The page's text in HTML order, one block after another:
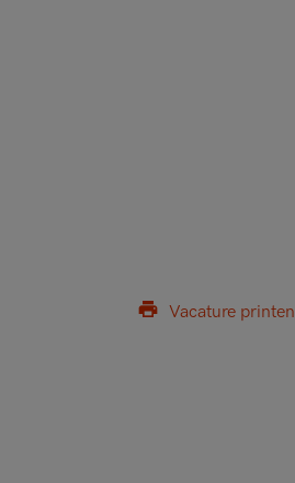
Vacature printen